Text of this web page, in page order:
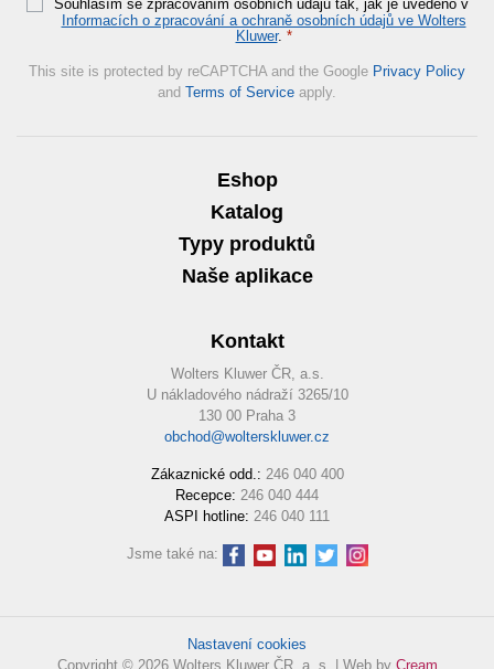
Souhlasím se zpracováním osobních údajů tak, jak je uvedeno v
Informacích o zpracování a ochraně osobních údajů ve Wolters
Kluwer. *
This site is protected by reCAPTCHA and the Google Privacy Policy
and Terms of Service apply.
Eshop
Katalog
Typy produktů
Naše aplikace
Kontakt
Wolters Kluwer ČR, a.s.
U nákladového nádraží 3265/10
130 00 Praha 3
obchod@wolterskluwer.cz
Zákaznické odd.: 246 040 400
Recepce: 246 040 444
ASPI hotline: 246 040 111
Jsme také na:
Nastavení cookies
Copyright © 2026 Wolters Kluwer ČR, a. s. | Web by Cream